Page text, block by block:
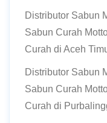
Distributor Sabun
Sabun Curah
Curah di Aceh
Distributor Sabun
Sabun Curah
Curah di